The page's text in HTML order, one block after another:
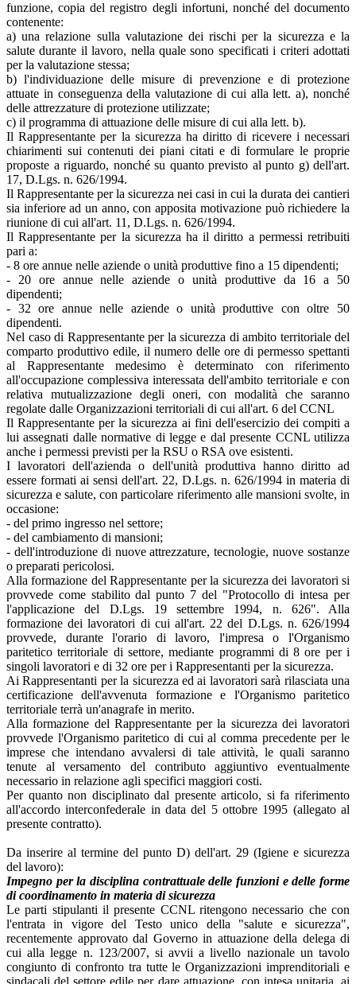
funzione, copia del registro degli infortuni, nonché del documento
contenente:
a) una relazione sulla valutazione dei rischi per la sicurezza e la
salute durante il lavoro, nella quale sono specificati i criteri adottati
per la valutazione stessa;
b) l'individuazione delle misure di prevenzione e di protezione
attuate in conseguenza della valutazione di cui alla lett. a), nonché
delle attrezzature di protezione utilizzate;
c) il programma di attuazione delle misure di cui alla lett. b).
Il Rappresentante per la sicurezza ha diritto di ricevere i necessari
chiarimenti sui contenuti dei piani citati e di formulare le proprie
proposte a riguardo, nonché su quanto previsto al punto g) dell'art.
17, D.Lgs. n. 626/1994.
Il Rappresentante per la sicurezza nei casi in cui la durata dei cantieri
sia inferiore ad un anno, con apposita motivazione può richiedere la
riunione di cui all'art. 11, D.Lgs. n. 626/1994.
Il Rappresentante per la sicurezza ha il diritto a permessi retribuiti
pari a:
- 8 ore annue nelle aziende o unità produttive fino a 15 dipendenti;
- 20 ore annue nelle aziende o unità produttive da 16 a 50
dipendenti;
- 32 ore annue nelle aziende o unità produttive con oltre 50
dipendenti.
Nel caso di Rappresentante per la sicurezza di ambito territoriale del
comparto produttivo edile, il numero delle ore di permesso spettanti
al Rappresentante medesimo è determinato con riferimento
all'occupazione complessiva interessata dell'ambito territoriale e con
relativa mutualizzazione degli oneri, con modalità che saranno
regolate dalle Organizzazioni territoriali di cui all'art. 6 del CCNL
Il Rappresentante per la sicurezza ai fini dell'esercizio dei compiti a
lui assegnati dalle normative di legge e dal presente CCNL utilizza
anche i permessi previsti per la RSU o RSA ove esistenti.
I lavoratori dell'azienda o dell'unità produttiva hanno diritto ad
essere formati ai sensi dell'art. 22, D.Lgs. n. 626/1994 in materia di
sicurezza e salute, con particolare riferimento alle mansioni svolte, in
occasione:
- del primo ingresso nel settore;
- del cambiamento di mansioni;
- dell'introduzione di nuove attrezzature, tecnologie, nuove sostanze
o preparati pericolosi.
Alla formazione del Rappresentante per la sicurezza dei lavoratori si
provvede come stabilito dal punto 7 del "Protocollo di intesa per
l'applicazione del D.Lgs. 19 settembre 1994, n. 626". Alla
formazione dei lavoratori di cui all'art. 22 del D.Lgs. n. 626/1994
provvede, durante l'orario di lavoro, l'impresa o l'Organismo
paritetico territoriale di settore, mediante programmi di 8 ore per i
singoli lavoratori e di 32 ore per i Rappresentanti per la sicurezza.
Ai Rappresentanti per la sicurezza ed ai lavoratori sarà rilasciata una
certificazione dell'avvenuta formazione e l'Organismo paritetico
territoriale terrà un'anagrafe in merito.
Alla formazione del Rappresentante per la sicurezza dei lavoratori
provvede l'Organismo paritetico di cui al comma precedente per le
imprese che intendano avvalersi di tale attività, le quali saranno
tenute al versamento del contributo aggiuntivo eventualmente
necessario in relazione agli specifici maggiori costi.
Per quanto non disciplinato dal presente articolo, si fa riferimento
all'accordo interconfederale in data del 5 ottobre 1995 (allegato al
presente contratto).
Da inserire al termine del punto D) dell'art. 29 (Igiene e sicurezza
del lavoro):
Impegno per la disciplina contrattuale delle funzioni e delle forme
di coordinamento in materia di sicurezza
Le parti stipulanti il presente CCNL ritengono necessario che con
l'entrata in vigore del Testo unico della "salute e sicurezza",
recentemente approvato dal Governo in attuazione della delega di
cui alla legge n. 123/2007, si avvii a livello nazionale un tavolo
congiunto di confronto tra tutte le Organizzazioni imprenditoriali e
sindacali del settore edile per dare attuazione, con intesa unitaria, ai